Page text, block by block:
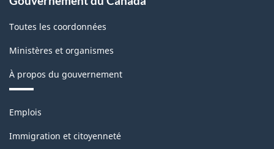
Toutes les coordonnées
Ministères et organismes
À propos du gouvernement
Thèmes
sujets
Emplois
Immigration et citoyenneté